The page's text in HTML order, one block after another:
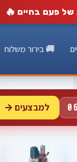
של פעם בחיים 🔥
🚚 בירור משלוח
למבצעים →